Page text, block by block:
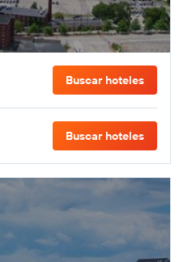
Buscar hoteles
Buscar hoteles